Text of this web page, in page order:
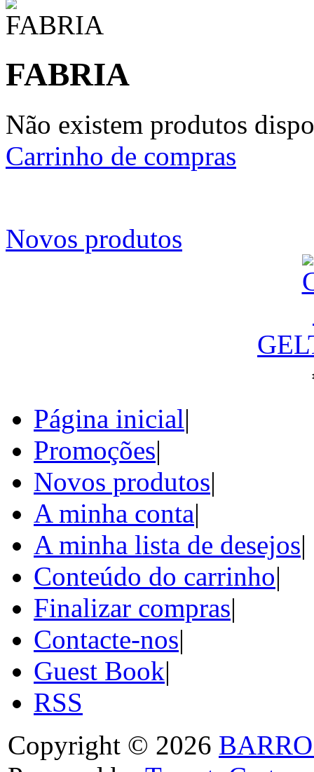
FABRIA
Não existem produtos
Carrinho de compras
Novos produtos
Página inicial|
Promoções|
Novos produtos|
A minha conta|
A minha lista de desejos|
Conteúdo do carrinho|
Finalizar compras|
Contacte-nos|
Guest Book|
RSS
Copyright © 2026